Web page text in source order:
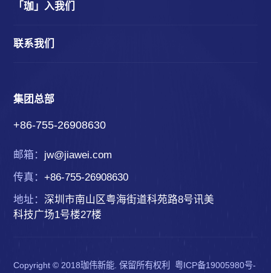
集团总部
+86-755-26908630
邮箱： jw@jiawei.com
传真：+86-755-26908630
地址：深圳市南山区粤海街道科苑路8号讯美
科技广场1号楼27楼
「珈」入我们
联系我们
Copyright © 2018珈伟新能. 保留所有权利 粤ICP备19005980号-